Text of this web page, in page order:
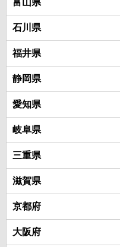
富山県
石川県
福井県
静岡県
愛知県
岐阜県
三重県
滋賀県
京都府
大阪府